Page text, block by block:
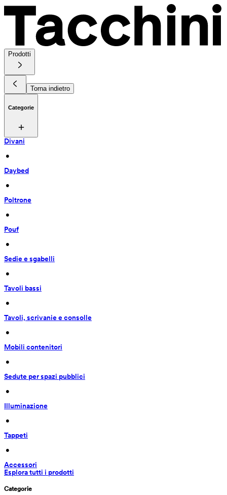
Prodotti
Torna indietro
Categorie
Divani
•
Daybed
•
Poltrone
•
Pouf
•
Sedie e sgabelli
•
Tavoli bassi
•
Tavoli, scrivanie e consolle
•
Mobili contenitori
•
Sedute per spazi pubblici
•
Illuminazione
•
Tappeti
•
Accessori
Esplora tutti i prodotti
Categorie